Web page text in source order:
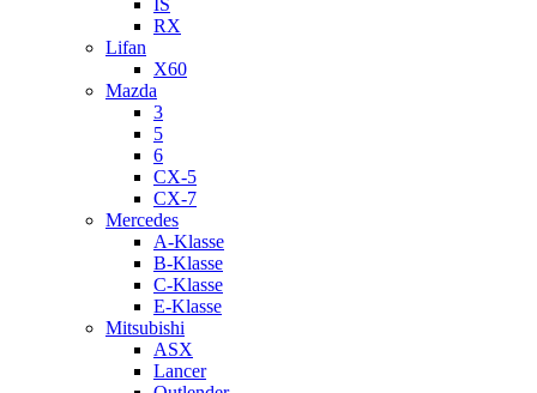
IS
RX
Lifan
X60
Mazda
3
5
6
CX-5
CX-7
Mercedes
A-Klasse
B-Klasse
C-Klasse
E-Klasse
Mitsubishi
ASX
Lancer